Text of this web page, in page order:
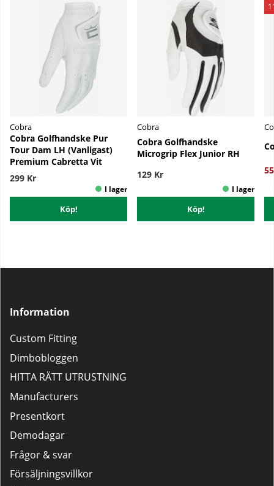
Cobra
Cobra Golfhandske Pur
Tour Dam LH (Vanligast)
Premium Cabretta Vit
299 Kr
Köp!
Cobra
Cobra Golfhandske
Microgrip Flex Junior RH
129 Kr
Köp!
Information
Custom Fitting
Dimbobloggen
HITTA RÄTT UTRUSTNING
Manufacturers
Presentkort
Demodagar
Frågor & svar
Försäljningsvillkor